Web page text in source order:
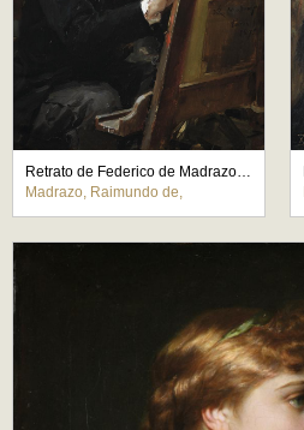
Retrato de Federico de Madrazo pintando
Madrazo, Raimundo de,